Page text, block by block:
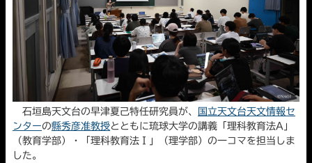
石垣島天文台の早津夏己特任研究員が、
国立天文台天文情報セ
ンターの縣秀彦准教授とともに琉球大学の講義「理科教育法A」
（教育学部）・「理科教育法Ⅰ」（理学部）の一コマを担当しま
した。